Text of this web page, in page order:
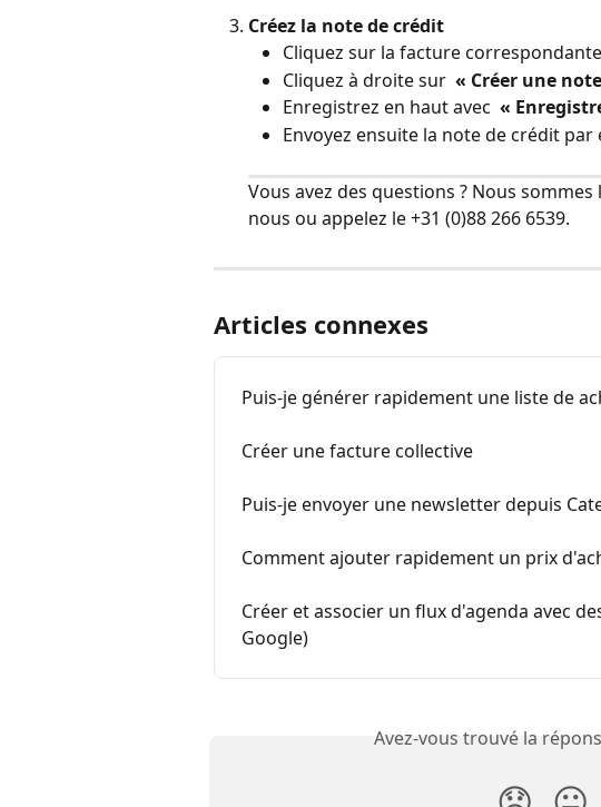
Créez la note de crédit
Cliquez sur la facture
Cliquez à droite sur « Créer une
Enregistrez en haut avec «
Envoyez ensuite la note de crédit par
Vous avez des questions ? Nous
nous ou appelez le +31 (0)88 266 6539.
Articles connexes
Puis-je générer rapidement une liste de
Créer une facture collective
Puis-je envoyer une newsletter depuis
Comment ajouter rapidement un prix
Créer et associer un flux d'agenda avec
Google)
Avez-vous trouvé la